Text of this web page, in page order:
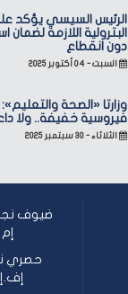
الرئيس السيسي يؤكد
البترولية اللازمة
دون انقطاع
السبت - ٠٤ أكتوبر ٢٠٢٥
وزارتا «الصحة
فيروسية خفيفة.. ولا
الثلاثاء - ٣٠ سبتمبر ٢٠٢٥
ضيوف
إم
حصري